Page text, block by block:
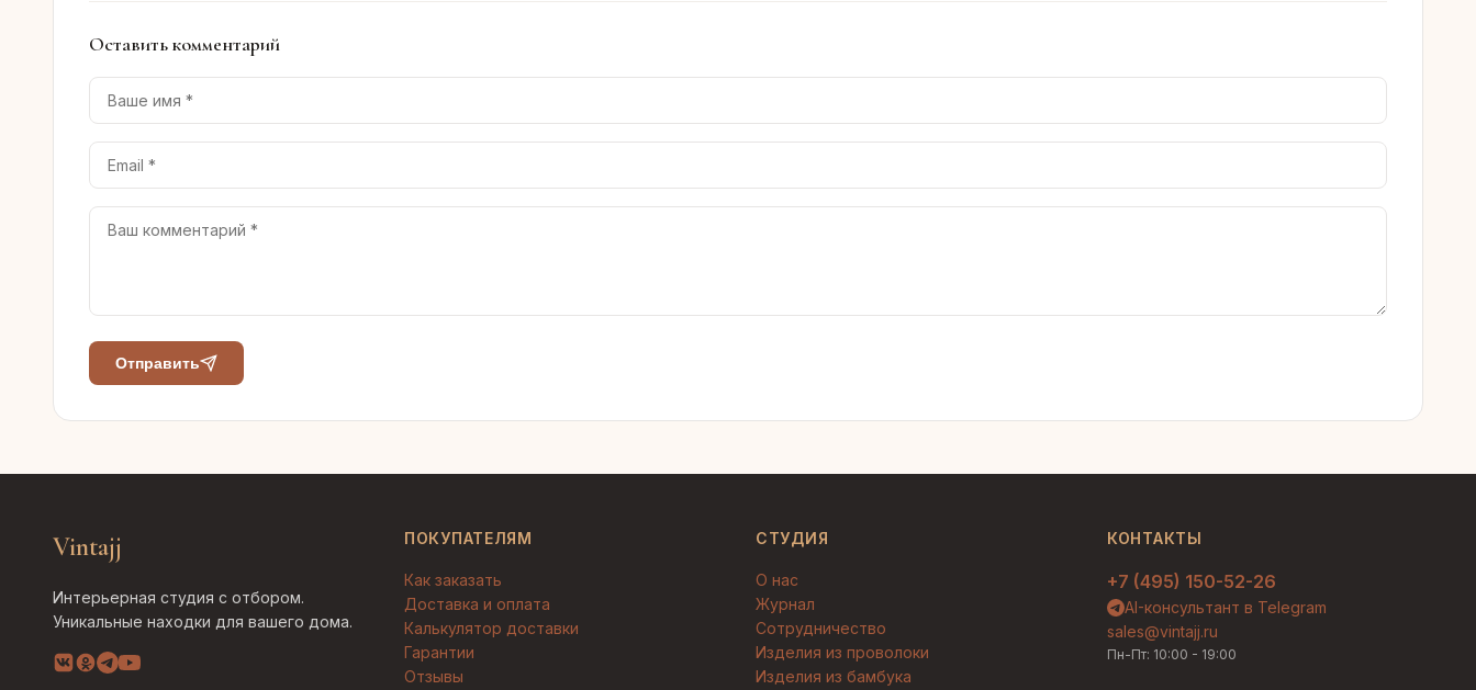
Оставить комментарий
Отправить
Vintajj
Интерьерная студия с отбором.
Уникальные находки для вашего дома.
ПОКУПАТЕЛЯМ
Как заказать
Доставка и оплата
Калькулятор доставки
Гарантии
Отзывы
СТУДИЯ
О нас
Журнал
Сотрудничество
Изделия из проволоки
Изделия из бамбука
КОНТАКТЫ
+7 (495) 150-52-26
AI-консультант в Telegram
sales@vintajj.ru
Пн-Пт: 10:00 - 19:00